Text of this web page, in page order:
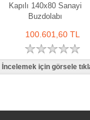
Kapılı 140x80 Sanayi
Buzdolabı
100.601,60 TL